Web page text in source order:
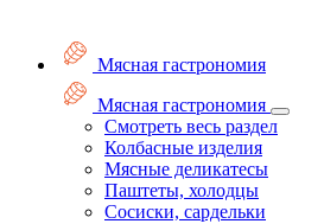
Мясная гастрономия
Мясная гастрономия
Смотреть весь раздел
Колбасные изделия
Мясные деликатесы
Паштеты, холодцы
Сосиски, сардельки